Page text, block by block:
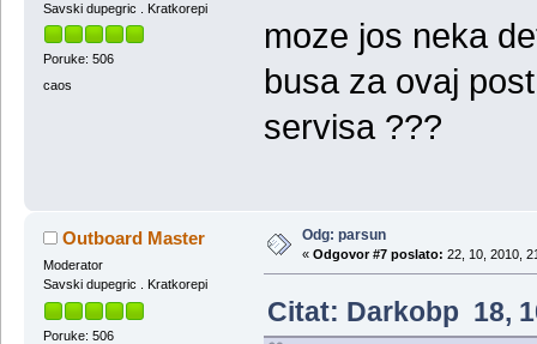
Savski dupegric . Kratkorepi
Poruke: 506
caos
moze jos neka
busa za ovaj
servisa ???
Outboard Master
Moderator
Savski dupegric . Kratkorepi
Poruke: 506
Odg: parsun
« Odgovor #7 poslato: 22, 10, 2010,
Citat: Darkobp 18,